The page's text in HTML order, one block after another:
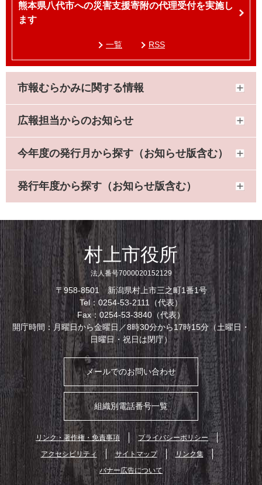
熊本県八代市への災害支援寄附の代理受付を実施し
ます
一覧 RSS
市報むらかみに関する情報
広報担当からのお知らせ
今年度の発行月から探す（お知らせ版含む）
発行年度から探す（お知らせ版含む）
村上市役所
法人番号7000020152129
〒958-8501 新潟県村上市三之町1番1号
Tel：0254-53-2111（代表）
Fax：0254-53-3840（代表）
開庁時間：月曜日から金曜日／8時30分から17時15分（土曜日・
日曜日・祝日は閉庁）
メールでのお問い合わせ
組織別電話番号一覧
リンク・著作権・免責事項
プライバシーポリシー
アクセシビリティ
サイトマップ
リンク集
バナー広告について